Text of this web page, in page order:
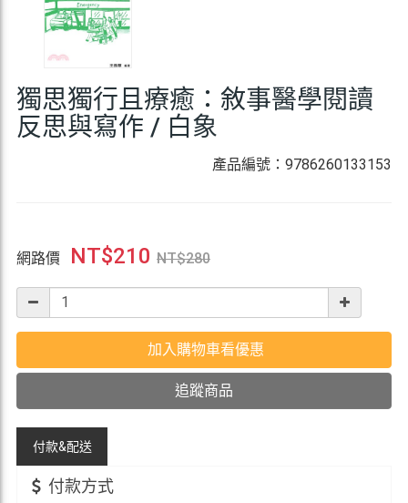
獨思獨行且療癒：敘事醫學閱讀
反思與寫作 / 白象
產品編號：9786260133153
網路價 NT$210 NT$280
加入購物車看優惠
追蹤商品
付款&配送
付款方式